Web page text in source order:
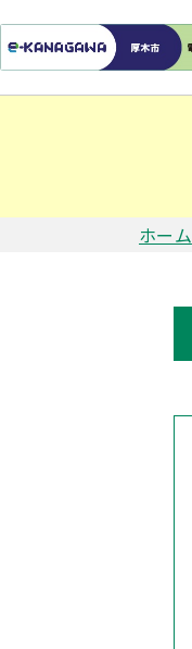
ホーム